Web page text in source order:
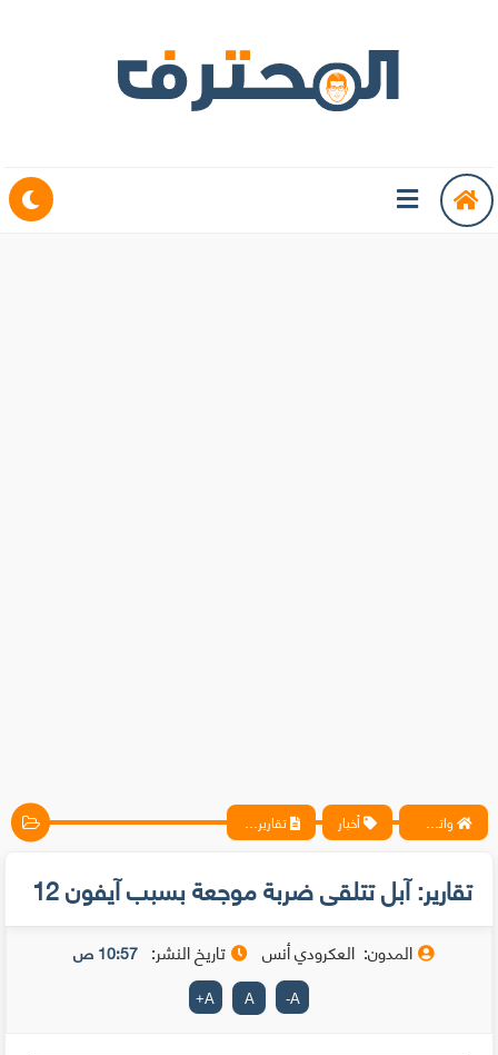
واتس آب ، فيسبوك ، أنترنت ، شروحات تقنية حصرية - المحترف أخبار تقارير: آبل تتلقى ضربة موجعة بسبب آيفون 12
تقارير: آبل تتلقى ضربة موجعة بسبب آيفون 12
المدون: العكرودي أنس تاريخ النشر: 10:57 ص
A
-
A
A
+